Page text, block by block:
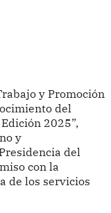
y Promoción
del
2025”,
y
del
con la
de los servicios